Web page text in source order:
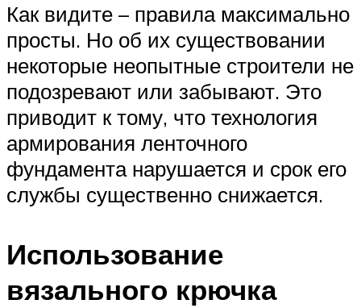
Как видите – правила максимально
просты. Но об их существовании
некоторые неопытные строители не
подозревают или забывают. Это
приводит к тому, что технология
армирования ленточного
фундамента нарушается и срок его
службы существенно снижается.
Использование
вязального крючка